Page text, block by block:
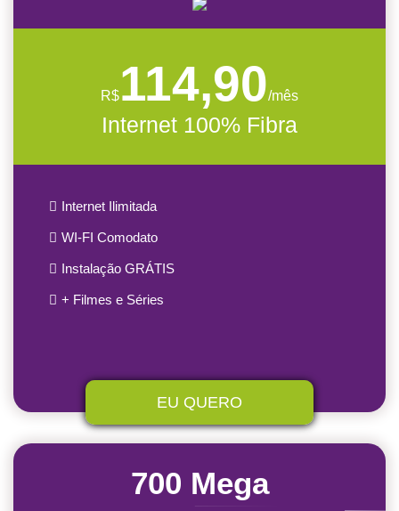
R$114,90/mês
Internet 100% Fibra
Internet Ilimitada
WI-FI Comodato
Instalação GRÁTIS
+ Filmes e Séries
EU QUERO
700 Mega